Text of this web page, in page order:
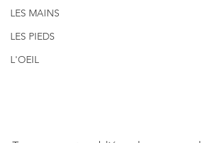
LES MAINS
LES PIEDS
L'OEIL